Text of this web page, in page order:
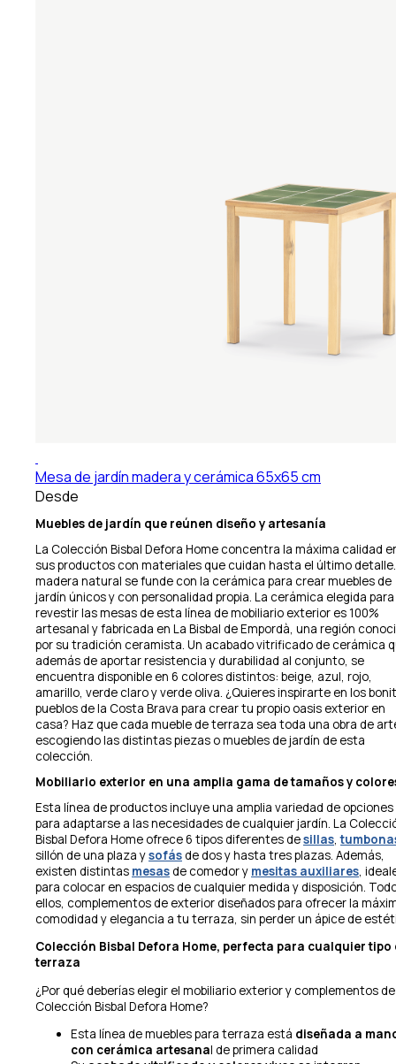
Mesa de jardín madera y cerámica 65x65 cm
Desde
Muebles de jardín que reúnen diseño y artesanía
La Colección Bisbal Defora Home concentra la máxima calidad
sus productos con materiales que cuidan hasta el último
madera natural se funde con la cerámica para crear muebles de
jardín únicos y con personalidad propia. La cerámica elegida para
revestir las mesas de esta línea de mobiliario exterior es 100%
artesanal y fabricada en La Bisbal de Empordà, una región
por su tradición ceramista. Un acabado vitrificado de cerámica
además de aportar resistencia y durabilidad al conjunto, se
encuentra disponible en 6 colores distintos: beige, azul, rojo,
amarillo, verde claro y verde oliva. ¿Quieres inspirarte en los
pueblos de la Costa Brava para crear tu propio oasis exterior en
casa? Haz que cada mueble de terraza sea toda una obra de
escogiendo las distintas piezas o muebles de jardín de esta
colección.
Mobiliario exterior en una amplia gama de tamaños y
Esta línea de productos incluye una amplia variedad de opciones
para adaptarse a las necesidades de cualquier jardín. La
Bisbal Defora Home ofrece 6 tipos diferentes desillas,
sillón de una plaza ysofás de dos y hasta tres plazas. Además,
existen distintas mesas de comedor y mesitas auxiliares,
para colocar en espacios de cualquier medida y disposición.
ellos, complementos de exterior diseñados para ofrecer la
comodidad y elegancia a tu terraza, sin perder un ápice de
Colección Bisbal Defora Home, perfecta para cualquier tipo
terraza
¿Por qué deberías elegir el mobiliario exterior y complementos
Colección Bisbal Defora Home?
Esta línea de muebles para terraza está diseñada a
con cerámica artesanal de primera calidad